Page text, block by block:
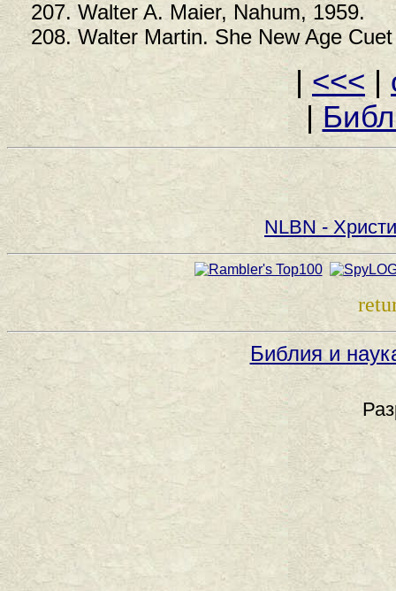
Walter A. Maier, Nahum, 1959.
Walter Martin. She New Age
| <<< |
|
NLBN -
Библия и